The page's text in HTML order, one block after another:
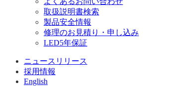
取扱説明書検索
製品安全情報
修理のお見積り・申し込み
LED5年保証
ニュースリリース
採用情報
English